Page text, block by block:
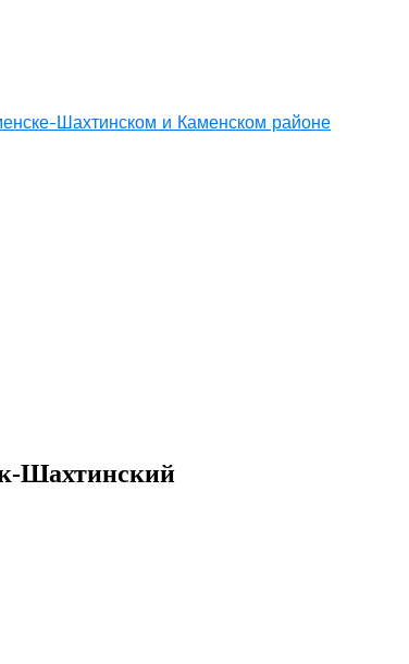
Шахтинском и Каменском районе
Шахтинский